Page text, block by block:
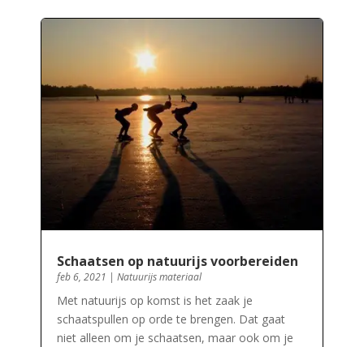
Schaatsen op natuurijs voorbereiden
feb 6, 2021 | Natuurijs materiaal
Met natuurijs op komst is het zaak je
schaatspullen op orde te brengen. Dat gaat
niet alleen om je schaatsen, maar ook om je